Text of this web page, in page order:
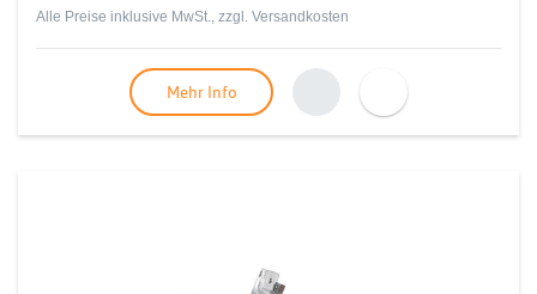
Alle Preise inklusive MwSt., zzgl. Versandkosten
Mehr Info